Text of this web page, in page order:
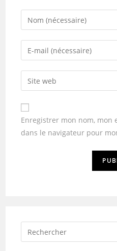
Enregistrer mon nom, mon
dans le navigateur pour